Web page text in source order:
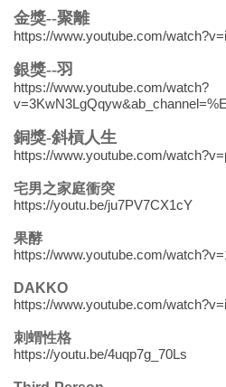
金獎--聚離
https://www.youtube.com/
銀獎--羽
https://www.youtube.com/watch?
銅獎-斜槓人生
https://www.youtube.com/
宅男之家庭衝突
https://youtu.be/ju7PV7CX1cY
果酵
https://www.youtube.com/
DAKKO
https://www.youtube.com/
刺蝟性格
https://youtu.be/4uqp7g_70Ls